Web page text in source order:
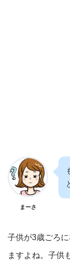
まーさ
子供が3歳ごろ
ますよね。子供